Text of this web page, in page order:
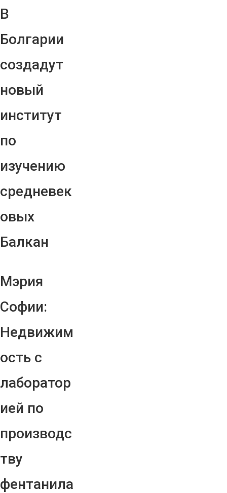
В
Болгарии
создадут
новый
институт
по
изучению
средневек
овых
Балкан
Мэрия
Софии:
Недвижим
ость с
лаборатор
ией по
производс
тву
фентанила